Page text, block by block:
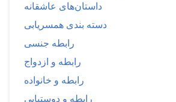
داستان‌های عاشقانه
دسته بندی همسریابی
رابطه جنسی
رابطه و ازدواج
رابطه و خانواده
رابطه و دوستیابی